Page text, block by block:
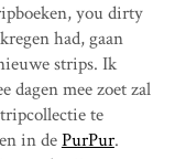
you dirty
had, gaan
strips. Ik
dagen mee zoet zal
te
in dePurPur.